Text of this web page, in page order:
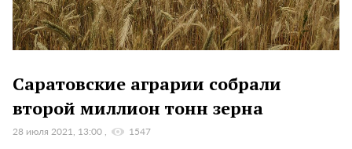
Саратовские аграрии собрали
второй миллион тонн зерна
28 июля 2021, 13:00 1547